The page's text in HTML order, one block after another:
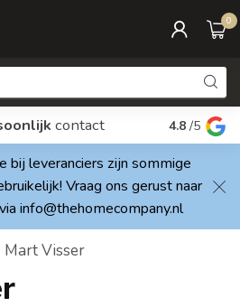
0
contact Elke dag
4.8 /5
bij leveranciers zijn sommige
Vraag ons gerust naar
info@thehomecompany.nl
Mart Visser